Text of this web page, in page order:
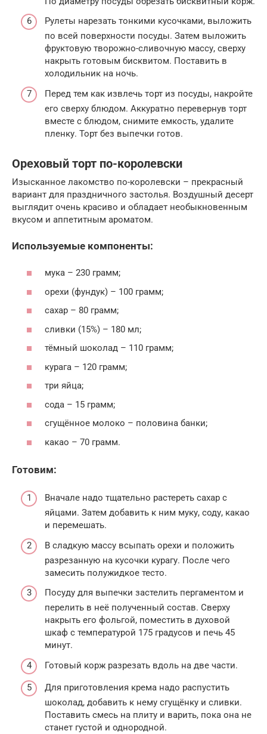
Рулеты нарезать тонкими кусочками, выложить
по всей поверхности посуды. Затем выложить
фруктовую творожно-сливочную массу, сверху
накрыть готовым бисквитом. Поставить в
холодильник на ночь.
Перед тем как извлечь торт из посуды, накройте
его сверху блюдом. Аккуратно перевернув торт
вместе с блюдом, снимите емкость, удалите
пленку. Торт без выпечки готов.
Ореховый торт по-королевски
Изысканное лакомство по-королевски – прекрасный
вариант для праздничного застолья. Воздушный десерт
выглядит очень красиво и обладает необыкновенным
вкусом и аппетитным ароматом.
Используемые компоненты:
мука – 230 грамм;
орехи (фундук) – 100 грамм;
сахар – 80 грамм;
сливки (15%) – 180 мл;
тёмный шоколад – 110 грамм;
курага – 120 грамм;
три яйца;
сода – 15 грамм;
сгущённое молоко – половина банки;
какао – 70 грамм.
Готовим:
Вначале надо тщательно растереть сахар с
яйцами. Затем добавить к ним муку, соду, какао
и перемешать.
В сладкую массу всыпать орехи и положить
разрезанную на кусочки курагу. После чего
замесить полужидкое тесто.
Посуду для выпечки застелить пергаментом и
перелить в неё полученный состав. Сверху
накрыть его фольгой, поместить в духовой
шкаф с температурой 175 градусов и печь 45
минут.
Готовый корж разрезать вдоль на две части.
Для приготовления крема надо распустить
шоколад, добавить к нему сгущёнку и сливки.
Поставить смесь на плиту и варить, пока она не
станет густой и однородной.